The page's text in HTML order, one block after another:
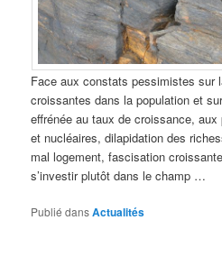
Face aux constats pessimistes sur
croissantes dans la population et
effrénée au taux de croissance,
et nucléaires, dilapidation des
mal logement, fascisation
s’investir plutôt dans le champ …
Publié dansActualités